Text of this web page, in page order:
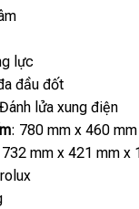
lực
đầu đốt
lửa xung điện
: 780 mm x 460
mm x 421 mm x